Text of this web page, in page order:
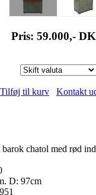
Pris: 59.000,-
Tilføj til kurv Kontakt
chatol med rød
D: 97cm